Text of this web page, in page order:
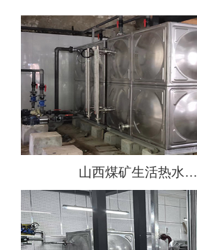
山西煤矿生活热水…